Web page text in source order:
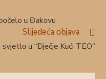
u Đakovu
Slijedeća objava
u “Dječje Kući TEO”